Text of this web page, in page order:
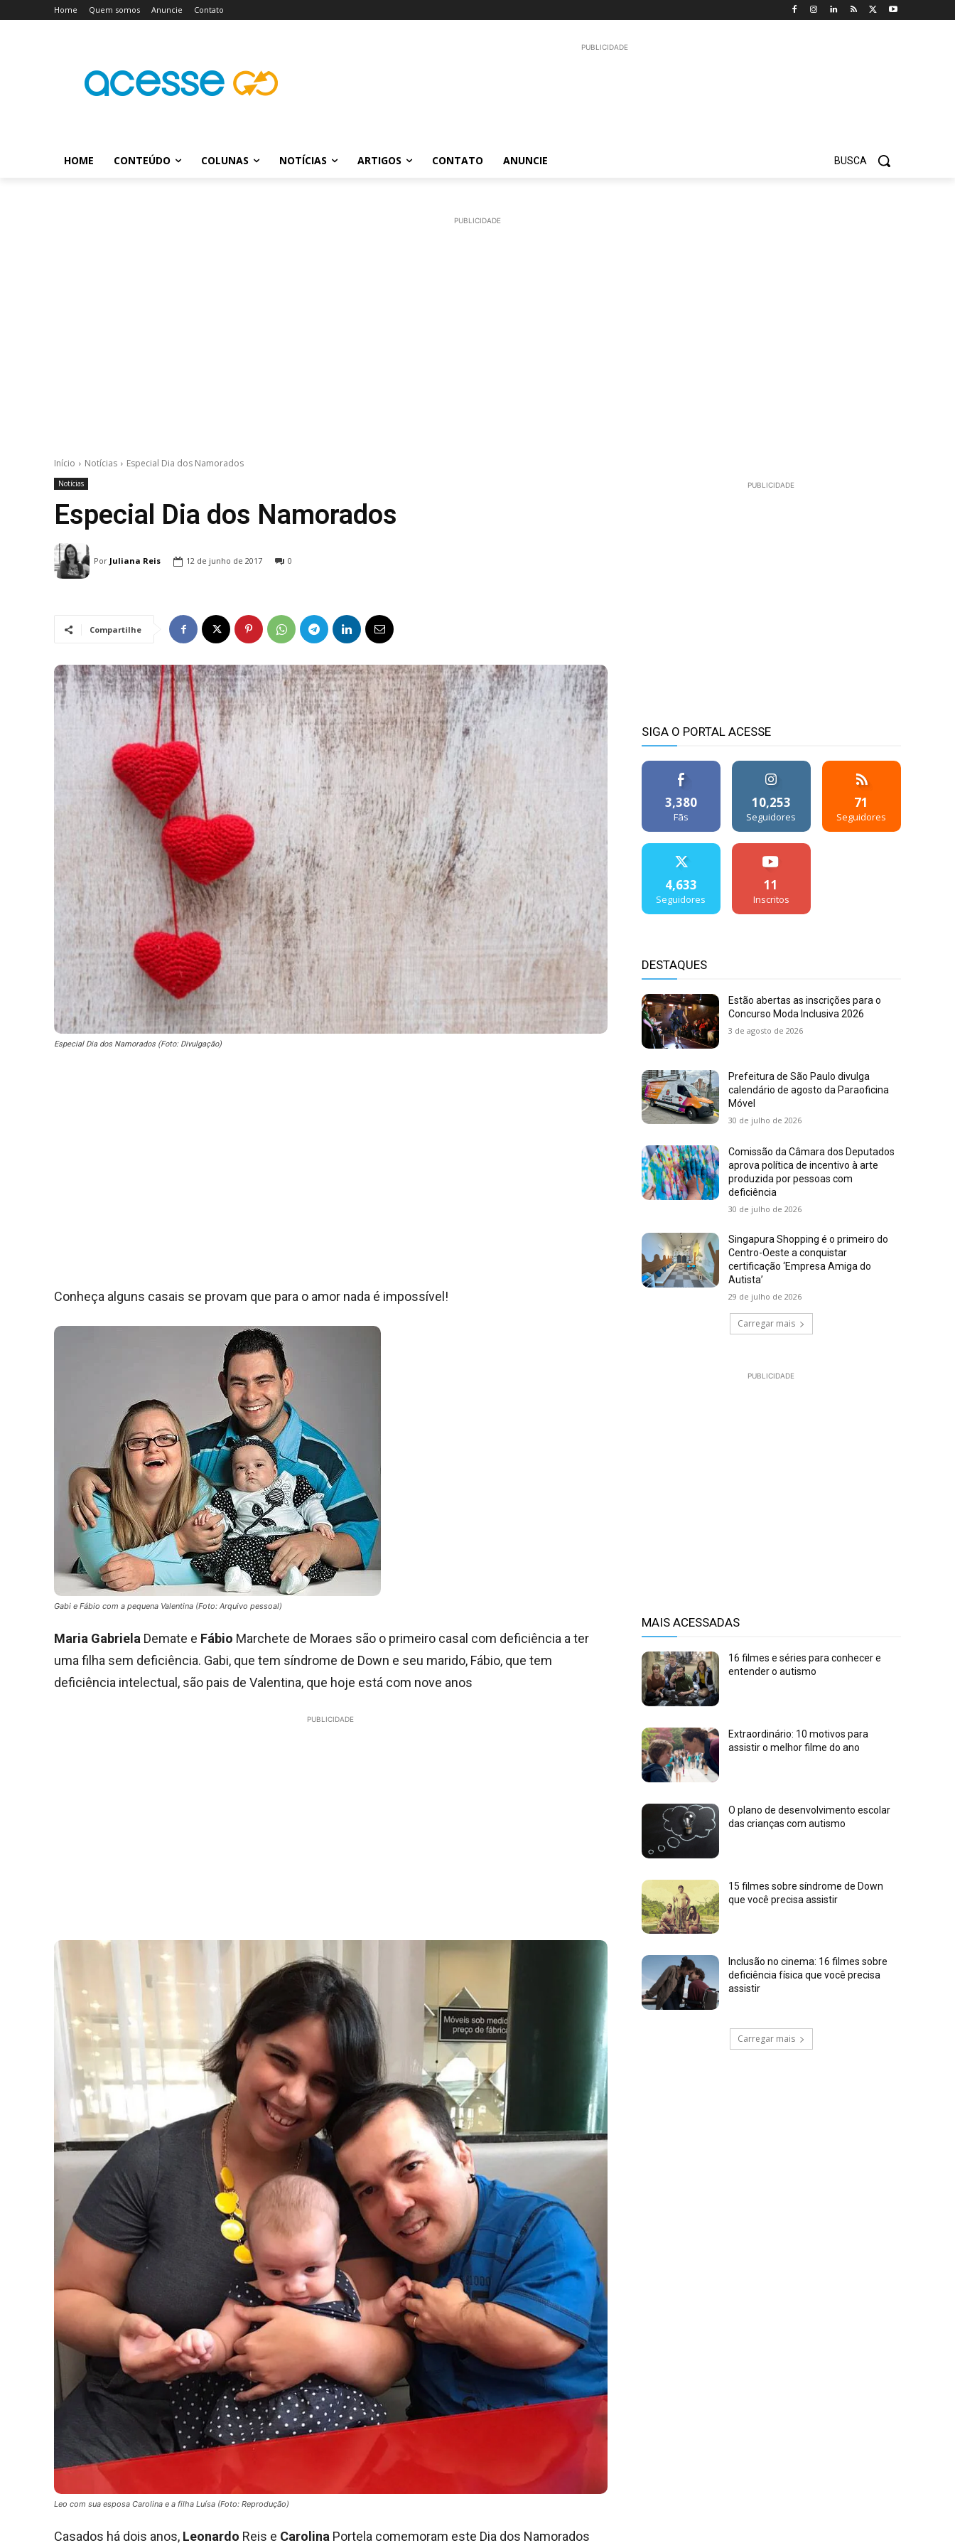
Home Quem somos Anuncie Contato
PUBLICIDADE
HOME CONTEÚDO COLUNAS NOTÍCIAS ARTIGOS CONTATO ANUNCIE BUSCA
PUBLICIDADE
Início Notícias Especial Dia dos Namorados
Notícias
Especial Dia dos Namorados
Por Juliana Reis 12 de junho de 2017 0
Compartilhe
Especial Dia dos Namorados (Foto: Divulgação)
Conheça alguns casais se provam que para o amor nada é impossível!
Gabi e Fábio com a pequena Valentina (Foto: Arquivo pessoal)
Maria Gabriela Demate e Fábio Marchete de Moraes são o primeiro casal com deficiência a ter
uma filha sem deficiência. Gabi, que tem síndrome de Down e seu marido, Fábio, que tem
deficiência intelectual, são pais de Valentina, que hoje está com nove anos
PUBLICIDADE
Leo com sua esposa Carolina e a filha Luísa (Foto: Reprodução)
Casados há dois anos, Leonardo Reis e Carolina Portela comemoram este Dia dos Namorados
PUBLICIDADE
SIGA O PORTAL ACESSE
3,380
Fãs
10,253
Seguidores
71
Seguidores
4,633
Seguidores
11
Inscritos
DESTAQUES
Estão abertas as inscrições para o
Concurso Moda Inclusiva 2026
3 de agosto de 2026
Prefeitura de São Paulo divulga
calendário de agosto da Paraoficina
Móvel
30 de julho de 2026
Comissão da Câmara dos Deputados
aprova política de incentivo à arte
produzida por pessoas com
deficiência
30 de julho de 2026
Singapura Shopping é o primeiro do
Centro-Oeste a conquistar
certificação ‘Empresa Amiga do
Autista’
29 de julho de 2026
Carregar mais
PUBLICIDADE
MAIS ACESSADAS
16 filmes e séries para conhecer e
entender o autismo
Extraordinário: 10 motivos para
assistir o melhor filme do ano
O plano de desenvolvimento escolar
das crianças com autismo
15 filmes sobre síndrome de Down
que você precisa assistir
Inclusão no cinema: 16 filmes sobre
deficiência física que você precisa
assistir
Carregar mais